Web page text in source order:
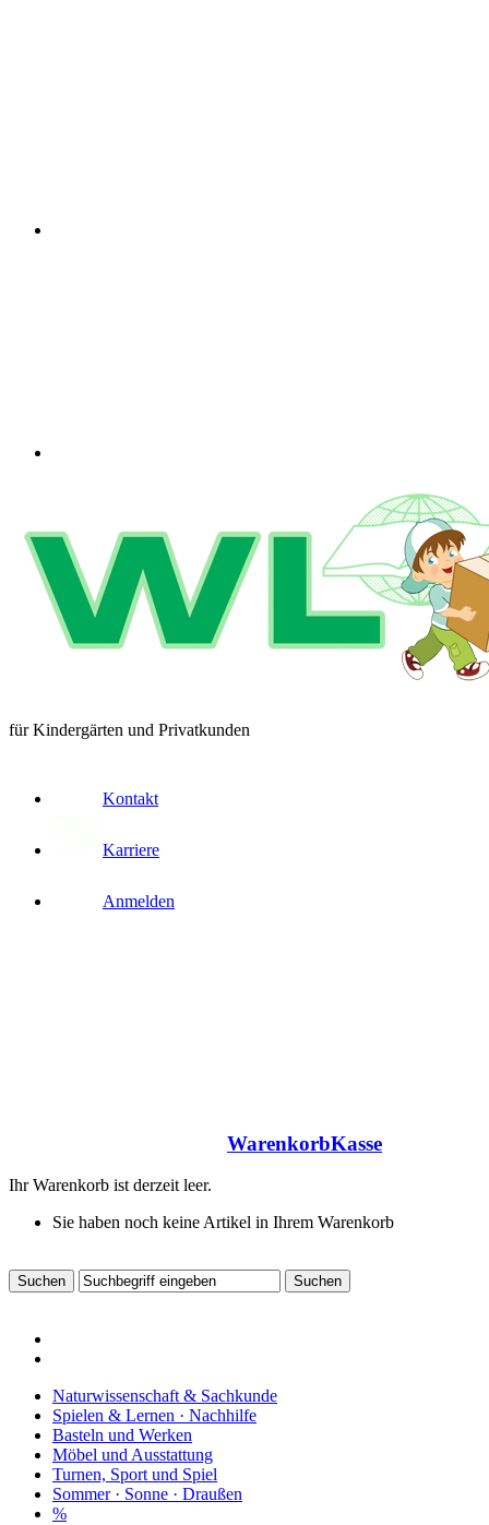
für Kindergärten und Privatkunden
Kontakt
Karriere
Anmelden
WarenkorbKasse
Ihr Warenkorb ist derzeit leer.
Sie haben noch keine Artikel in Ihrem Warenkorb
Naturwissenschaft & Sachkunde
Spielen & Lernen · Nachhilfe
Basteln und Werken
Möbel und Ausstattung
Turnen, Sport und Spiel
Sommer · Sonne · Draußen
%